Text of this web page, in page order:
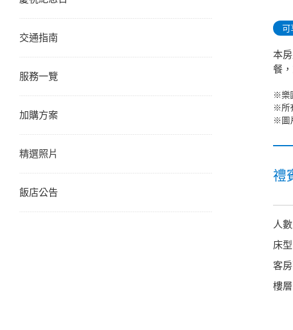
可
本
餐
※樂
※所
※圖
禮
人
床型
客房
樓層
交通指南
服務一覽
加購方案
精選照片
飯店公告